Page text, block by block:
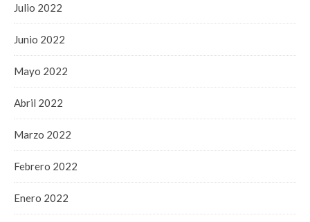
Julio 2022
Junio 2022
Mayo 2022
Abril 2022
Marzo 2022
Febrero 2022
Enero 2022